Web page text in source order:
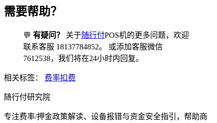
需要帮助？
💬 有疑问？ 关于随行付POS机的更多问题，欢迎
联系客服 18137784852。 或添加客服微信
7612538，我们将在24小时内回复。
相关标签： 费率扣费
随行付研究院
专注费率/押金政策解读、设备报错与资金安全指引，帮助商